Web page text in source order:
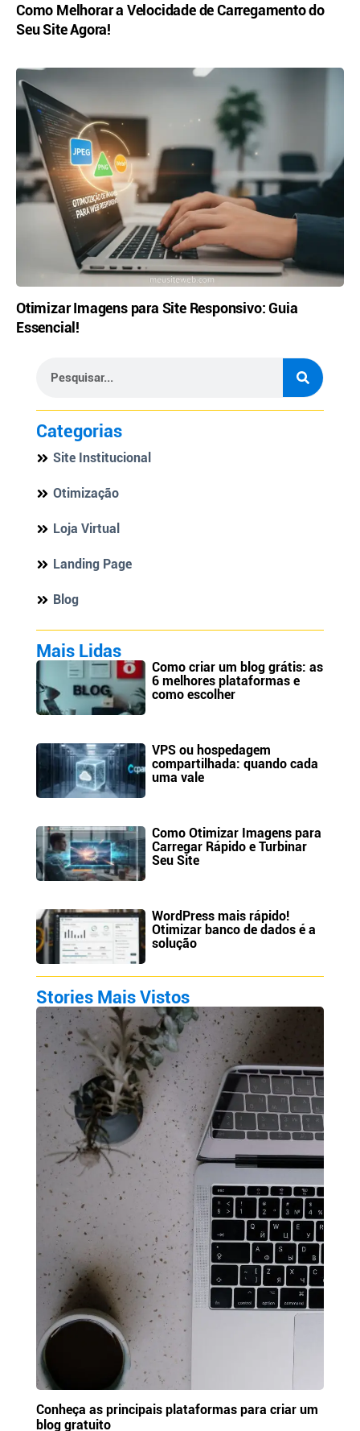
Como Melhorar a Velocidade de Carregamento do
Seu Site Agora!
Otimizar Imagens para Site Responsivo: Guia
Essencial!
Categorias
Site Institucional
Otimização
Loja Virtual
Landing Page
Blog
Mais Lidas
Como criar um blog grátis: as
6 melhores plataformas e
como escolher
VPS ou hospedagem
compartilhada: quando cada
uma vale
Como Otimizar Imagens para
Carregar Rápido e Turbinar
Seu Site
WordPress mais rápido!
Otimizar banco de dados é a
solução
Stories Mais Vistos
Conheça as principais plataformas para criar um
blog gratuito